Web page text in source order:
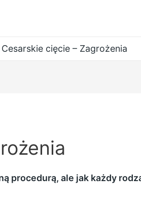
Cesarskie cięcie – Zagrożenia
procedurą, ale jak każdy